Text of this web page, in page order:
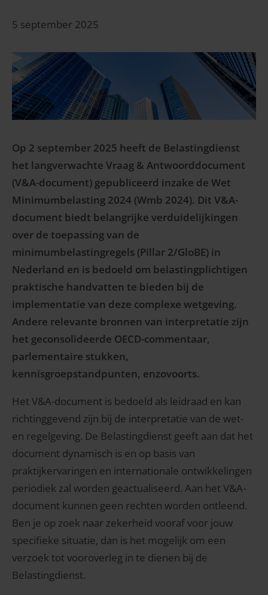
5 september 2025
Op 2 september 2025 heeft de Belastingdienst
het langverwachte Vraag & Antwoorddocument
(V&A-document) gepubliceerd inzake de Wet
Minimumbelasting 2024 (Wmb 2024). Dit V&A-
document biedt belangrijke verduidelijkingen
over de toepassing van de
minimumbelastingregels (Pillar 2/GloBE) in
Nederland en is bedoeld om belastingplichtigen
praktische handvatten te bieden bij de
implementatie van deze complexe wetgeving.
Andere relevante bronnen van interpretatie zijn
het geconsolideerde OECD-commentaar,
parlementaire stukken,
kennisgroepstandpunten, enzovoorts.
Het V&A-document is bedoeld als leidraad en kan
richtinggevend zijn bij de interpretatie van de wet-
en regelgeving. De Belastingdienst geeft aan dat het
document dynamisch is en op basis van
praktijkervaringen en internationale ontwikkelingen
periodiek zal worden geactualiseerd. Aan het V&A-
document kunnen geen rechten worden ontleend.
Ben je op zoek naar zekerheid vooraf voor jouw
specifieke situatie, dan is het mogelijk om een
verzoek tot vooroverleg in te dienen bij de
Belastingdienst.